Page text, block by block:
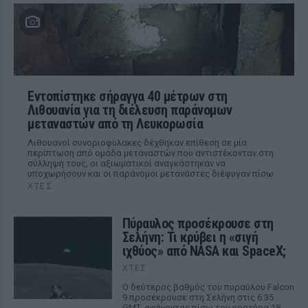
Εντοπίστηκε σήραγγα 40 μέτρων στη
Λιθουανία για τη διέλευση παράνομων
μεταναστών από τη Λευκορωσία
Λιθουανοί συνοριοφύλακες δέχθηκαν επίθεση σε μία
περίπτωση από ομάδα μεταναστών που αντιστέκονταν στη
σύλληψή τους, οι αξιωματικοί αναγκάστηκαν να
υποχωρήσουν και οι παράνομοι μετανάστες διέφυγαν πίσω
ΧΤΕΣ
Πύραυλος προσέκρουσε στη
Σελήνη: Τι κρύβει η «σιγή
ιχθύος» από NASA και SpaceX;
ΧΤΕΣ
Ο δεύτερος βαθμός του πυραύλου Falcon
9 προσέκρουσε στη Σελήνη στις 6:35